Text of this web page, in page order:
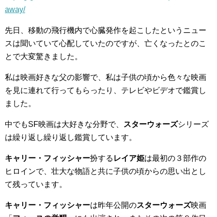
away/
先日、移動の飛行機内で心臓発作を起こしたというニュー
スは聞いていて心配していたのですが、亡くなったとのこ
とで大変驚きました。
私は映画好きな父の影響で、私は子供の頃から色々な映画
を見に連れて行ってもらったり、テレビやビデオで鑑賞し
ました。
中でもSF映画は大好きな分野で、 スターウォーズシリーズ
は繰り返し繰り返し鑑賞しています。
キャリー・フィッシャー扮する レイア姫は最初の３部作の
ヒロインで、壮大な物語と共に子供の頃からの思い出とし
て残っています。
キャリー・フィッシャーは昨年公開のスターウォーズ映画